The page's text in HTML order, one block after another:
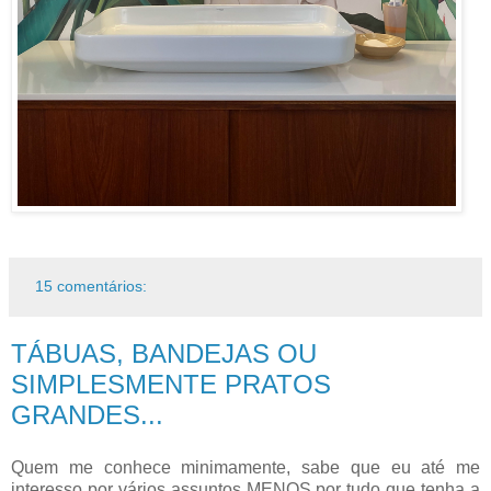
15 comentários:
TÁBUAS, BANDEJAS OU
SIMPLESMENTE PRATOS
GRANDES...
Quem me conhece minimamente, sabe que eu até me